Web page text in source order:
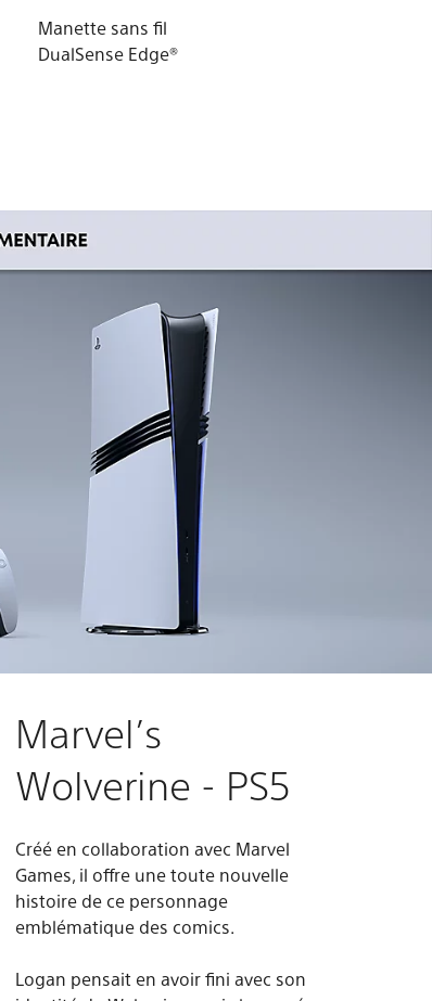
Manette sans fil
DualSense Edge®
Marvel’s
Wolverine - PS5
Créé en collaboration avec Marvel
Games, il offre une toute nouvelle
histoire de ce personnage
emblématique des comics.
Logan pensait en avoir fini avec son